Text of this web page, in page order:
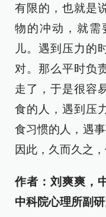
有限的，也就是
物的冲动，就需
儿。遇到压力的
对。那么平时负
走了，于是很容
食的人，遇到压
食习惯的人，遇事
因此，久而久之
作者：刘爽爽，
中科院心理所副